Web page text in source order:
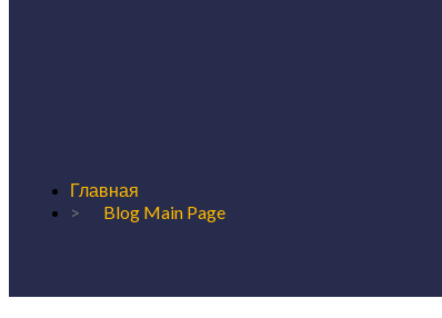
Главная
>
Blog Main Page